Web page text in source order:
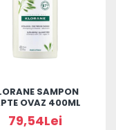
SAMPON
OVAZ 400ML
79,54Lei